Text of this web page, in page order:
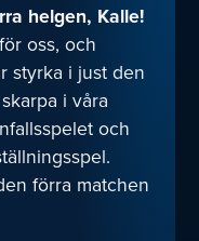
helgen, Kalle!
oss, och
styrka i just den
i våra
och
förra matchen